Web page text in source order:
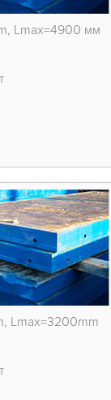
Lmax=4900 мм
Lmax=3200mm